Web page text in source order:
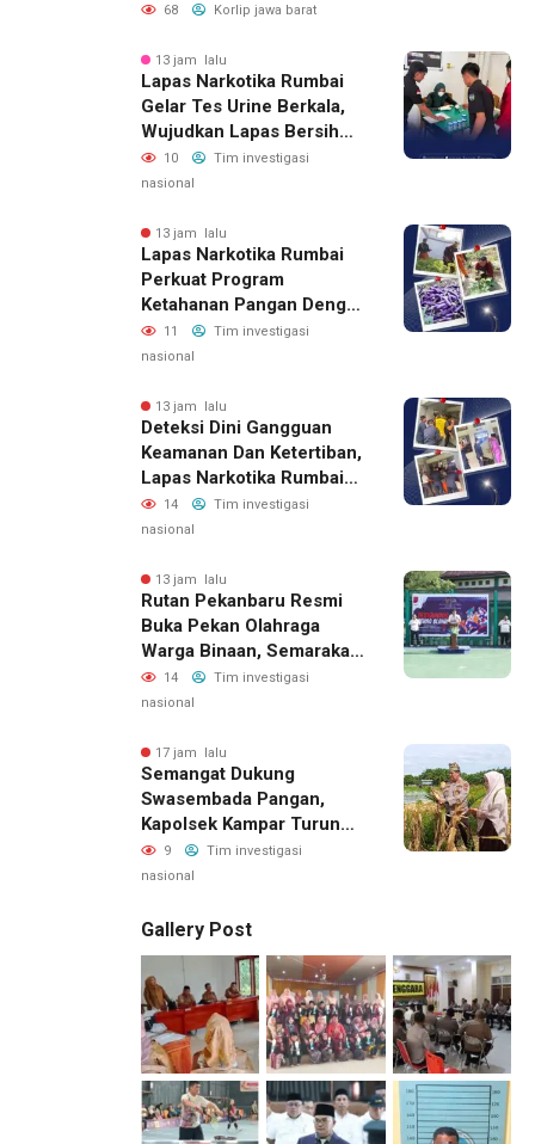
68
Korlip jawa barat
13 jam lalu
Lapas Narkotika Rumbai
Gelar Tes Urine Berkala,
Wujudkan Lapas Bersih
Dari Narkoba
10
Tim investigasi
nasional
13 jam lalu
Lapas Narkotika Rumbai
Perkuat Program
Ketahanan Pangan Dengan
Memanen Terong
11
Tim investigasi
nasional
13 jam lalu
Deteksi Dini Gangguan
Keamanan Dan Ketertiban,
Lapas Narkotika Rumbai
Gelar Razia Rutin Blok
Hunian
14
Tim investigasi
nasional
13 jam lalu
Rutan Pekanbaru Resmi
Buka Pekan Olahraga
Warga Binaan, Semarakan
HUT RI Ke-81
14
Tim investigasi
nasional
17 jam lalu
Semangat Dukung
Swasembada Pangan,
Kapolsek Kampar Turun
Langsung Panen Jagung
Di Sendayan
9
Tim investigasi
nasional
Gallery Post